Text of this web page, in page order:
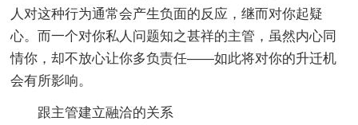
人对这种行为通常会产生负面的反应，继而对你起疑
心。而一个对你私人问题知之甚祥的主管，虽然内心同
情你，却不放心让你多负责任——如此将对你的升迁机
会有所影响。
跟主管建立融洽的关系